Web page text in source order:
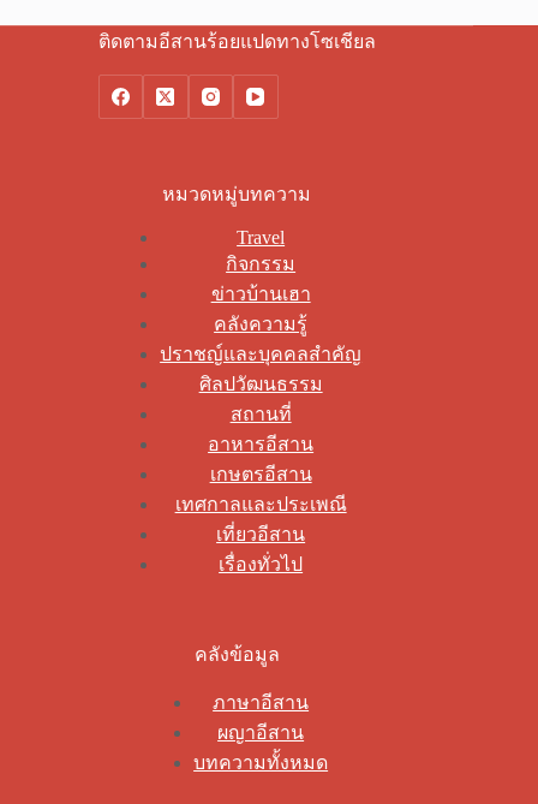
ติดตามอีสานร้อยแปดทางโซเชียล
หมวดหมู่บทความ
Travel
กิจกรรม
ข่าวบ้านเฮา
คลังความรู้
ปราชญ์และบุคคลสำคัญ
ศิลปวัฒนธรรม
สถานที่
อาหารอีสาน
เกษตรอีสาน
เทศกาลและประเพณี
เที่ยวอีสาน
เรื่องทั่วไป
คลังข้อมูล
ภาษาอีสาน
ผญาอีสาน
บทความทั้งหมด